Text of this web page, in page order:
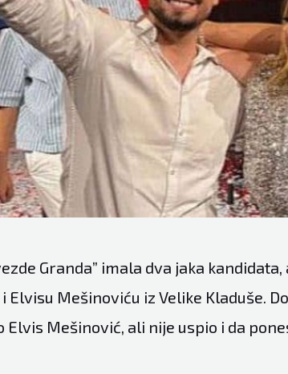
Granda” imala dva jaka kandidata,
Elvisu Mešinoviću iz Velike Kladuše. Do
Mešinović, ali nije uspio i da